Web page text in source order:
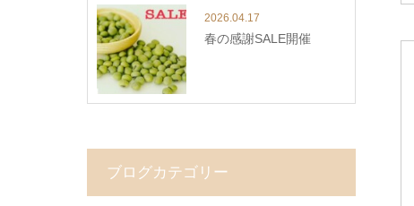
2026.04.17
春の感謝SALE開催
ブログカテゴリー